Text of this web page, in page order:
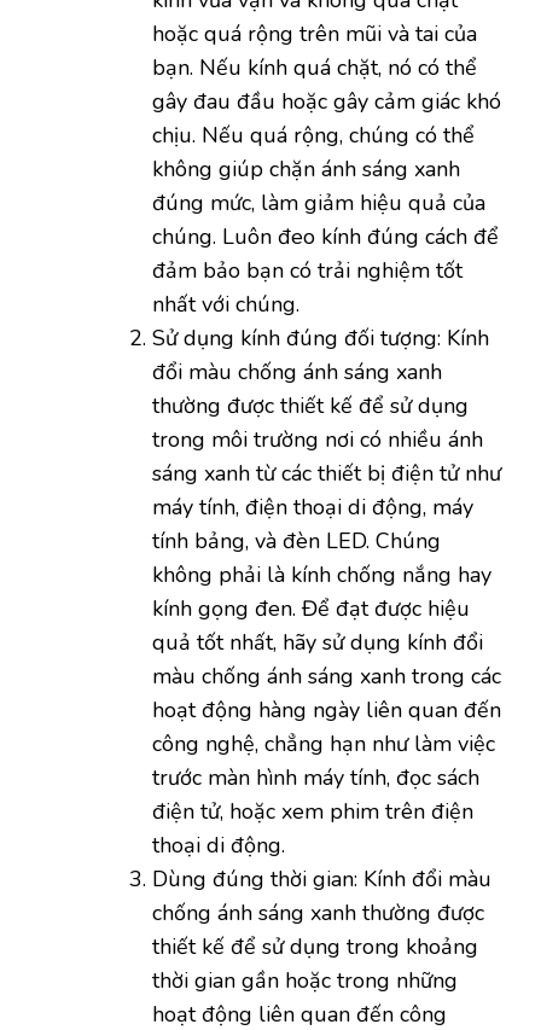
hoặc quá rộng trên mũi và tai của
bạn. Nếu kính quá chặt, nó có thể
gây đau đầu hoặc gây cảm giác khó
chịu. Nếu quá rộng, chúng có thể
không giúp chặn ánh sáng xanh
đúng mức, làm giảm hiệu quả của
chúng. Luôn đeo kính đúng cách để
đảm bảo bạn có trải nghiệm tốt
nhất với chúng.
Sử dụng kính đúng đối tượng: Kính
đổi màu chống ánh sáng xanh
thường được thiết kế để sử dụng
trong môi trường nơi có nhiều ánh
sáng xanh từ các thiết bị điện tử như
máy tính, điện thoại di động, máy
tính bảng, và đèn LED. Chúng
không phải là kính chống nắng hay
kính gọng đen. Để đạt được hiệu
quả tốt nhất, hãy sử dụng kính đổi
màu chống ánh sáng xanh trong các
hoạt động hàng ngày liên quan đến
công nghệ, chẳng hạn như làm việc
trước màn hình máy tính, đọc sách
điện tử, hoặc xem phim trên điện
thoại di động.
Dùng đúng thời gian: Kính đổi màu
chống ánh sáng xanh thường được
thiết kế để sử dụng trong khoảng
thời gian gần hoặc trong những
hoạt động liên quan đến công